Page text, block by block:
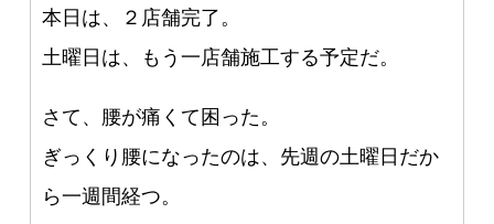
本日は、２店舗完了。
土曜日は、もう一店舗施工する予定だ。
さて、腰が痛くて困った。
ぎっくり腰になったのは、先週の土曜日だか
ら一週間経つ。